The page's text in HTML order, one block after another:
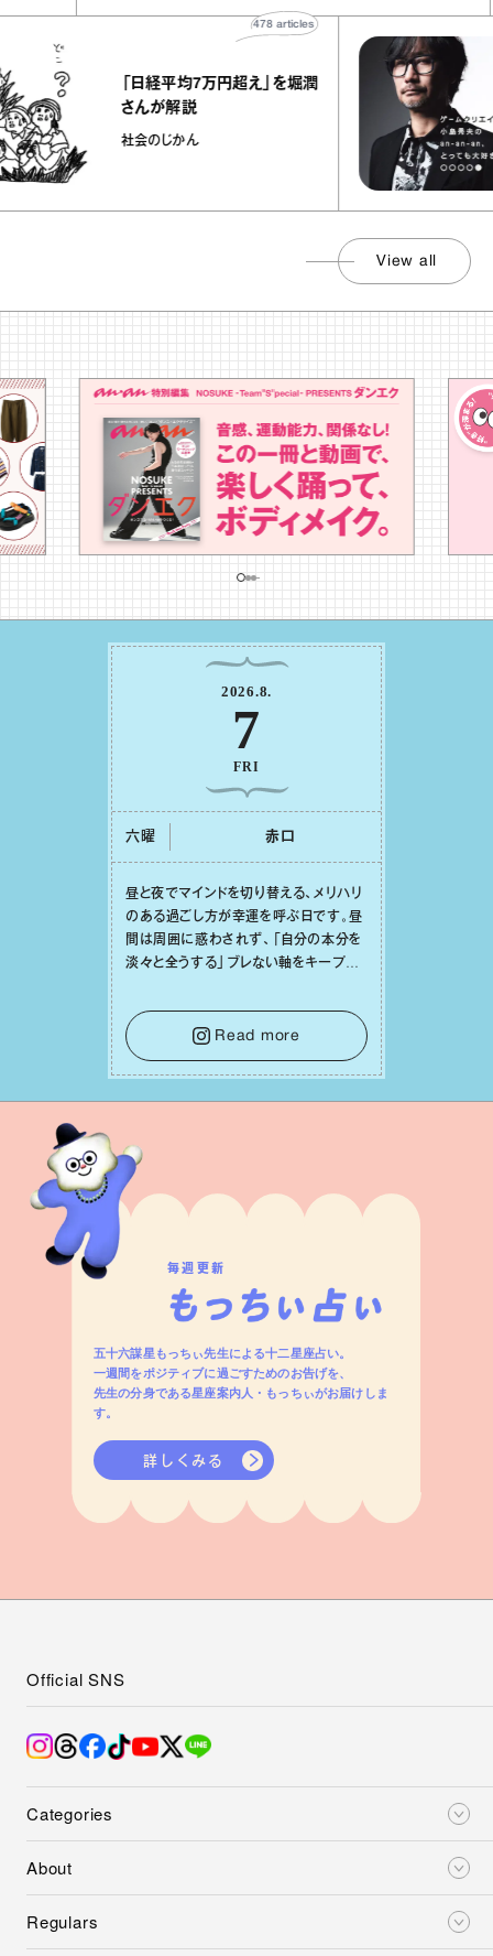
「日経平均7万円超え」を堀潤
さんが解説
社会のじかん
articles
View all
2026.8.
7
FRI
六曜 ⾚⼝
昼と夜でマインドを切り替える、メリハリ
のある過ごし⽅が幸運を呼ぶ⽇です。昼
間は周囲に惑わされず、「⾃分の本分を
淡々と全うする」ブレない軸をキープし
⾔葉に流されないよう、⼼にしっかりブ
レーキをかけること。この意識の切り替
えが、あなたに確かな安⼼感をもたらす
はずです。
Read more
毎週更新
五十六謀星もっちぃ先生による十二星座占い。
一週間をポジティブに過ごすためのお告げを、
先生の分身である星座案内人・もっちぃがお届けしま
す。
詳しくみる
Categories
About
Regulars
Official SNS